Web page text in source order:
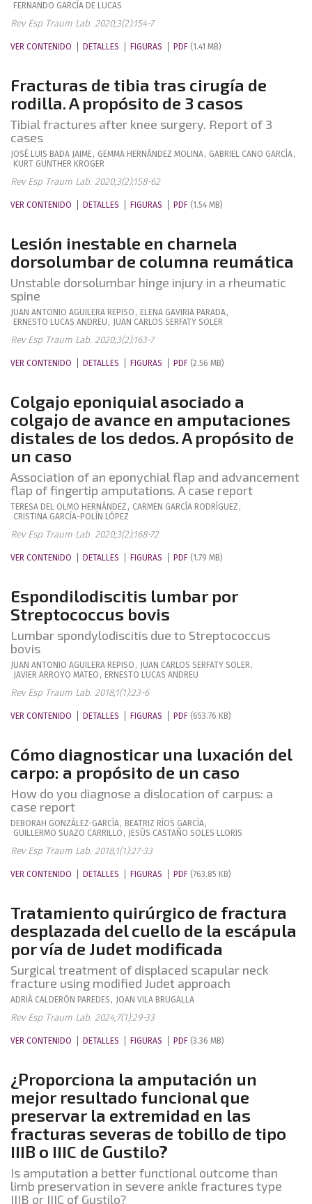
FERNANDO GARCÍA DE LUCAS
Rev Esp Traum Lab. 2020;3(2):154-7
VER CONTENIDO DETALLES FIGURAS PDF (1.41 MB)
Fracturas de tibia tras cirugía de
rodilla. A propósito de 3 casos
Tibial fractures after knee surgery. Report of 3
cases
JOSÉ LUIS BADA JAIME, GEMMA HERNÁNDEZ MOLINA, GABRIEL CANO GARCÍA,
KURT GÜNTHER KROGER
Rev Esp Traum Lab. 2020;3(2):158-62
VER CONTENIDO DETALLES FIGURAS PDF (1.54 MB)
Lesión inestable en charnela
dorsolumbar de columna reumática
Unstable dorsolumbar hinge injury in a rheumatic
spine
JUAN ANTONIO AGUILERA REPISO , ELENA GAVIRIA PARADA,
ERNESTO LUCAS ANDREU , JUAN CARLOS SERFATY SOLER
Rev Esp Traum Lab. 2020;3(2):163-7
VER CONTENIDO DETALLES FIGURAS PDF (2.56 MB)
Colgajo eponiquial asociado a
colgajo de avance en amputaciones
distales de los dedos. A propósito de
un caso
Association of an eponychial flap and advancement
flap of fingertip amputations. A case report
TERESA DEL OLMO HERNÁNDEZ , CARMEN GARCÍA RODRÍGUEZ ,
CRISTINA GARCÍA-POLÍN LÓPEZ
Rev Esp Traum Lab. 2020;3(2):168-72
VER CONTENIDO DETALLES FIGURAS PDF (1.79 MB)
Espondilodiscitis lumbar por
Streptococcus bovis
Lumbar spondylodiscitis due to Streptococcus
bovis
JUAN ANTONIO AGUILERA REPISO , JUAN CARLOS SERFATY SOLER,
JAVIER ARROYO MATEO , ERNESTO LUCAS ANDREU
Rev Esp Traum Lab. 2018;1(1):23-6
VER CONTENIDO DETALLES FIGURAS PDF (653.76 KB)
Cómo diagnosticar una luxación del
carpo: a propósito de un caso
How do you diagnose a dislocation of carpus: a
case report
DEBORAH GONZÁLEZ-GARCÍA, BEATRIZ RÍOS GARCÍA,
GUILLERMO SUAZO CARRILLO , JESÚS CASTAÑO SOLES LLORIS
Rev Esp Traum Lab. 2018;1(1):27-33
VER CONTENIDO DETALLES FIGURAS PDF (763.85 KB)
Tratamiento quirúrgico de fractura
desplazada del cuello de la escápula
por vía de Judet modificada
Surgical treatment of displaced scapular neck
fracture using modified Judet approach
ADRIÀ CALDERÓN PAREDES , JOAN VILA BRUGALLA
Rev Esp Traum Lab. 2024;7(1):29-33
VER CONTENIDO DETALLES FIGURAS PDF (3.36 MB)
¿Proporciona la amputación un
mejor resultado funcional que
preservar la extremidad en las
fracturas severas de tobillo de tipo
IIIB o IIIC de Gustilo?
Is amputation a better functional outcome than
limb preservation in severe ankle fractures type
IIIB or IIIC of Gustilo?